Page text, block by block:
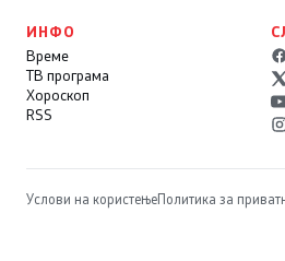
ИНФО
Време
ТВ програма
Хороскоп
RSS
Услови на користењеПолитика за